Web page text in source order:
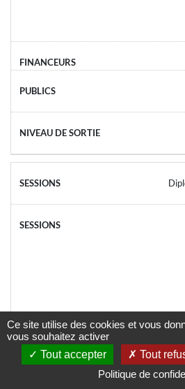
Ce site utilise des cookies et vous
vous souhaitez activer
Tout accepter
Tout
Politique de